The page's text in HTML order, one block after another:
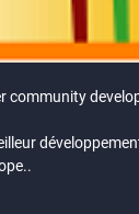
community